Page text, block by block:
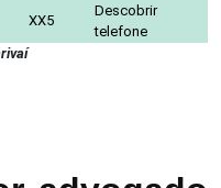
XX5
Descobrir
telefone